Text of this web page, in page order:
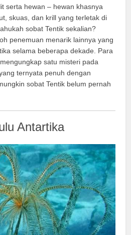
serta hewan – hewan khasnya
skuas, dan krill yang terletak di
sobat Tentik sekalian?
penemuan menarik lainnya yang
selama beberapa dekade. Para
satu misteri pada
ternyata penuh dengan
sobat Tentik belum pernah
Antartika